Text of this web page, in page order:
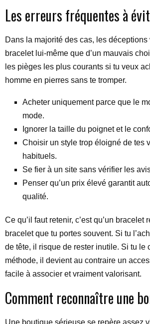
Les erreurs fréquentes à
Dans la majorité des cas, les
bracelet lui-même que d’un mauvais
les pièges les plus courants si tu veux
homme en pierres sans te tromper.
Acheter uniquement parce que le
mode.
Ignorer la taille du poignet et le
Choisir un style trop éloigné de tes
habituels.
Se fier à un site sans vérifier les
Penser qu’un prix élevé garantit
qualité.
Ce qu’il faut retenir, c’est qu’un bracelet
bracelet que tu portes souvent. Si tu
de tête, il risque de rester inutile. Si tu le
méthode, il devient au contraire un
facile à associer et vraiment valorisant.
Comment reconnaître une
Une boutique sérieuse se repère assez